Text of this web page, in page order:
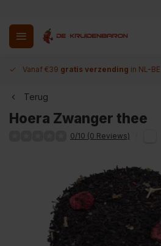
Vanaf €39 gratis verzending in NL-BE
Terug
Hoera Zwanger thee
0/10 (0 Reviews)